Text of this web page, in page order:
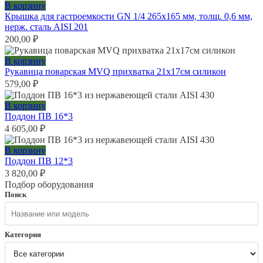
В корзину
Крышка для гастроемкости GN 1/4 265х165 мм, толщ. 0,6 мм,
нерж. сталь AISI 201
200,00 ₽
В корзину
Рукавица поварская MVQ прихватка 21х17см силикон
579,00 ₽
В корзину
Поддон ПВ 16*3
4 605,00 ₽
В корзину
Поддон ПВ 12*3
3 820,00 ₽
Подбор оборудования
Поиск
Категория